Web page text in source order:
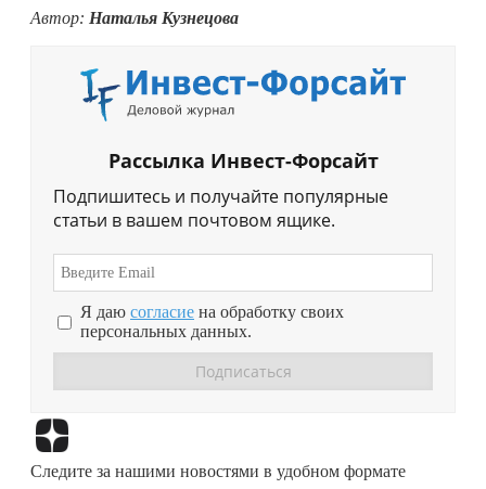
Автор: Наталья Кузнецова
Рассылка Инвест-Форсайт
Подпишитесь и получайте популярные
статьи в вашем почтовом ящике.
Я даю согласие на обработку своих
персональных данных.
Следите за нашими новостями в удобном формате